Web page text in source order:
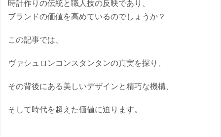
時計作りの伝統と職人技の反映であり、
ブランドの価値を高めているのでしょうか？
この記事では、
ヴァシュロンコンスタンタンの真実を探り、
その背後にある美しいデザインと精巧な機構、
そして時代を超えた価値に迫ります。